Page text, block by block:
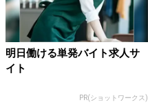
明日働ける単発バイト求人サ
イト
PR(ショットワークス)